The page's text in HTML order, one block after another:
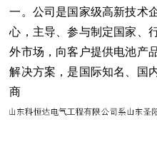
一。公司是国家级高新技术
心，主导、参与制定国家、
外市场，向客户提供电池产
解决方案，是国际知名、国